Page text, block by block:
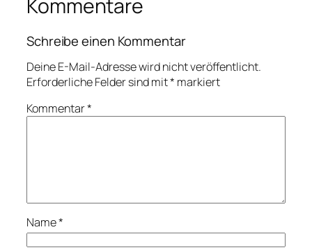
Kommentare
Schreibe einen Kommentar
Deine E-Mail-Adresse wird nicht veröffentlicht.
Erforderliche Felder sind mit* markiert
Kommentar*
Name*